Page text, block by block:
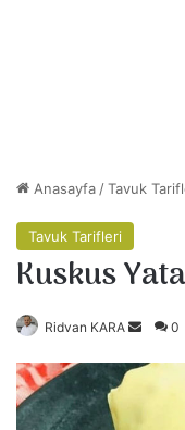
Anasayfa /Tavuk
Tavuk Tarifleri
Kuskus
Ridvan KARA 0